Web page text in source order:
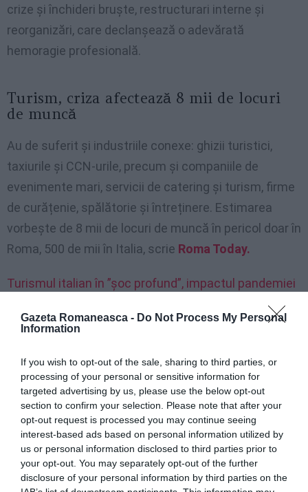
Gazeta Romaneasca - Do Not Process My Personal
Information
If you wish to opt-out of the sale, sharing to third parties, or
processing of your personal or sensitive information for
targeted advertising by us, please use the below opt-out
section to confirm your selection. Please note that after your
opt-out request is processed you may continue seeing
interest-based ads based on personal information utilized by
us or personal information disclosed to third parties prior to
your opt-out. You may separately opt-out of the further
disclosure of your personal information by third parties on the
crize și închideri bruște, restructurari interne și
reorganizări, care declanșează o adevărată
hemoragie profesională.
Turism, criza afectează 8 mii de locuri
de muncă
Au de suferit și industriile conexe: ghizii turistici,
taxiurile și CCN-urile, precum și companiile de
evenimente mari, servicii de catering și turism, firme
de curățenie, spălătorie și întreținere. Estimarea
vorbește de 8 mii de locuri de muncă în pericol doar în
Roma, 500 de mii în Italia, scrie Roma Today.
Turismul italian în ”șoc profund”, impactul pandemiei
Nu pușine voci critică obligativitatea introdusă de
guvern, pentru turiști, de a prezenta super Green
Pass, care se obține cu trei doze de vaccin sau
certificat de vindecare.
În primul rând ministrul Turismului, Massimo